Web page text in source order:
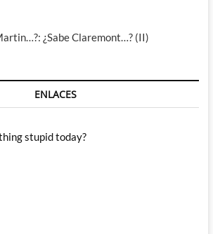
¿Sabe Claremont…? (II)
ENLACES
stupid today?